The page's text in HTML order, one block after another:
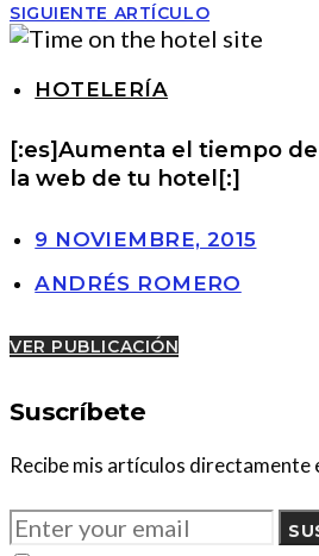
SIGUIENTE ARTÍCULO
HOTELERÍA
[:es]Aumenta el tiempo
la web de tu hotel[:]
9 NOVIEMBRE, 2015
ANDRÉS ROMERO
VER PUBLICACIÓN
Suscríbete
Recibe mis artículos directamente